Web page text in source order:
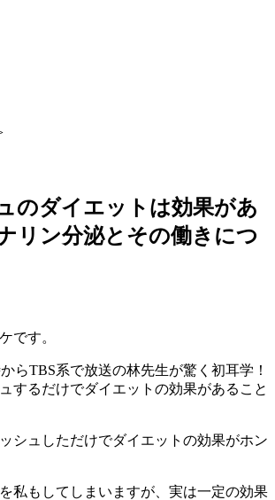
のダイエットは効果があ
リン分泌とその働きにつ
です。
らTBS系で放送の林先生が驚く初耳学！
するだけでダイエットの効果があること
シュしただけでダイエットの効果がホン
私もしてしまいますが、実は一定の効果